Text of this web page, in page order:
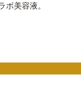
美容液。